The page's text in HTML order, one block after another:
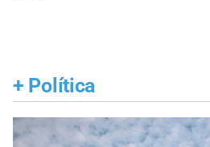
+ Política